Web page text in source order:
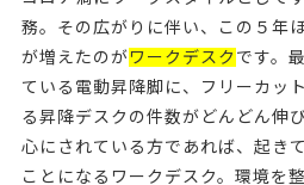
務。その広がりに伴い、この５年
が増えたのがワークデスク です。
ている電動昇降脚に、フリーカッ
る昇降デスクの件数がどんどん伸
心にされている方であれば、起き
ことになるワークデスク。環境を